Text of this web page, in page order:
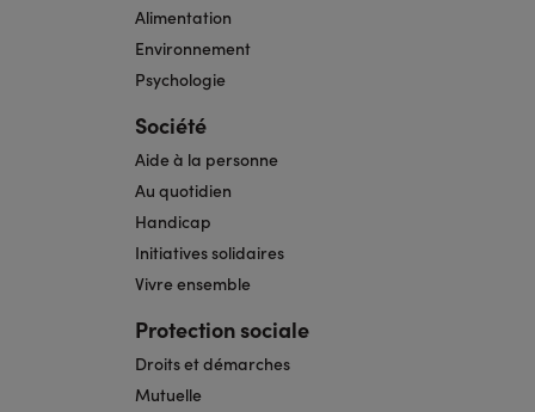
Alimentation
Environnement
Psychologie
Société
Aide à la personne
Au quotidien
Handicap
Initiatives solidaires
Vivre ensemble
Protection sociale
Droits et démarches
Mutuelle